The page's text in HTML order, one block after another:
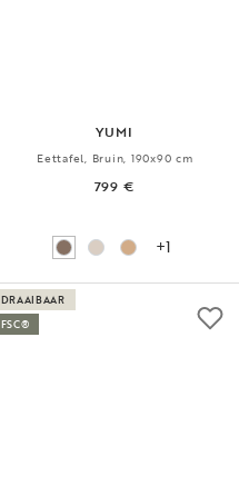
YUMI
Eettafel, Bruin, 190x90 cm
799 €
+1
DRAAIBAAR
FSC®